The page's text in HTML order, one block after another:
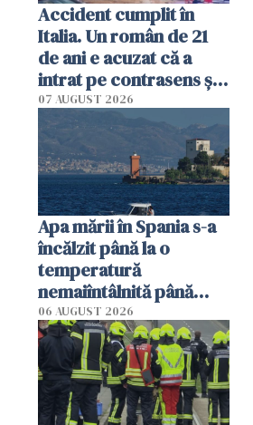
Accident cumplit în
Italia. Un român de 21
de ani e acuzat că a
intrat pe contrasens și a
omorât doi oameni
07 AUGUST 2026
Apa mării în Spania s-a
încălzit până la o
temperatură
nemaiîntâlnită până
acum. Record absolut
în Mediterană
06 AUGUST 2026